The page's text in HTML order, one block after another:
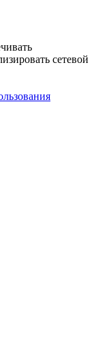
сетевой